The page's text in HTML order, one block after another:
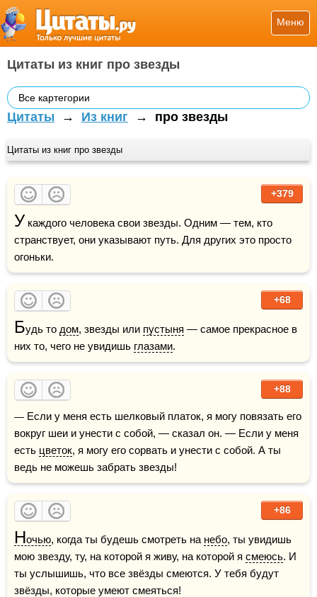
Меню
Цитаты из книг про звезды
Все картегории
Цитаты → Из книг → про звезды
Цитаты из книг про звезды
+379
У каждого человека свои звезды. Одним — тем, кто
странствует, они указывают путь. Для других это просто
огоньки.
+68
Будь то дом, звезды или пустыня — самое прекрасное в
них то, чего не увидишь глазами.
+88
— Если у меня есть шелковый платок, я могу повязать его
вокруг шеи и унести с собой, — сказал он. — Если у меня
есть цветок, я могу его сорвать и унести с собой. А ты
ведь не можешь забрать звезды!
+86
Ночью, когда ты будешь смотреть на небо, ты увидишь
мою звезду, ту, на которой я живу, на которой я смеюсь. И
ты услышишь, что все звёзды смеются. У тебя будут
звёзды, которые умеют смеяться!